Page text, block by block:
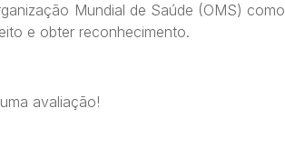
Mundial de Saúde (OMS) como
e obter reconhecimento.
avaliação!